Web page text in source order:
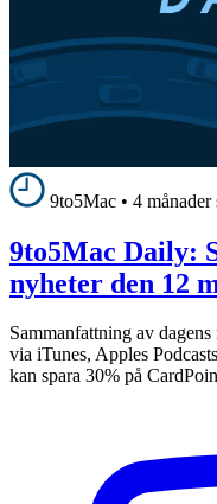
9to5Mac • 4 månader
9to5Mac Daily:
nyheter den 12
Sammanfattning av
via iTunes, Apples
kan spara 30% på